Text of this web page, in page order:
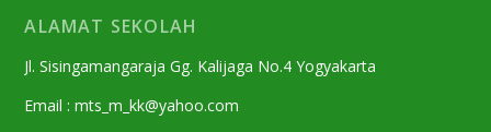
ALAMAT SEKOLAH
Jl. Sisingamangaraja Gg. Kalijaga No.4 Yogyakarta
Email : mts_m_kk@yahoo.com